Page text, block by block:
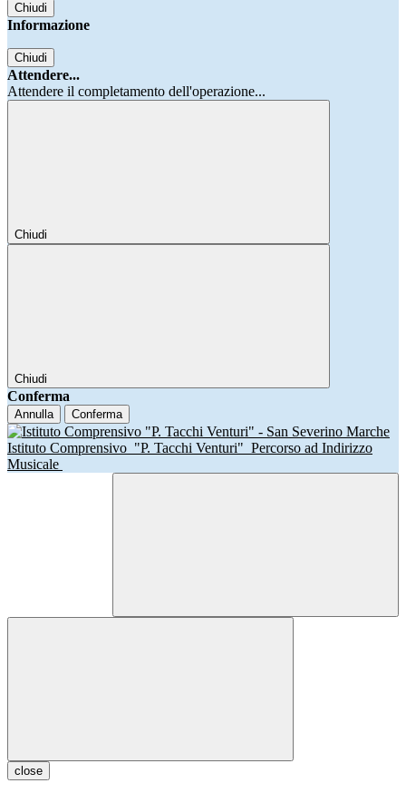
Chiudi
Informazione
Chiudi
Attendere...
Attendere il completamento dell'operazione...
Chiudi
Chiudi
Conferma
Annulla Conferma
Istituto Comprensivo "P. Tacchi Venturi" Percorso ad Indirizzo
Musicale
close